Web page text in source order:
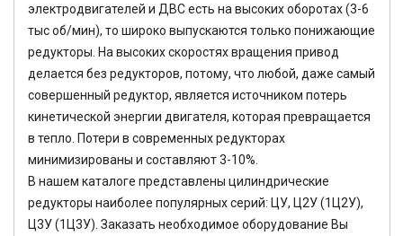
электродвигателей и ДВС есть на высоких оборотах (3-6
тыс об/мин), то широко выпускаются только понижающие
редукторы. На высоких скоростях вращения привод
делается без редукторов, потому, что любой, даже самый
совершенный редуктор, является источником потерь
кинетической энергии двигателя, которая превращается
в тепло. Потери в современных редукторах
минимизированы и составляют 3-10%.
В нашем каталоге представлены цилиндрические
редукторы наиболее популярных серий: ЦУ, Ц2У (1Ц2У),
Ц3У (1Ц3У). Заказать необходимое оборудование Вы